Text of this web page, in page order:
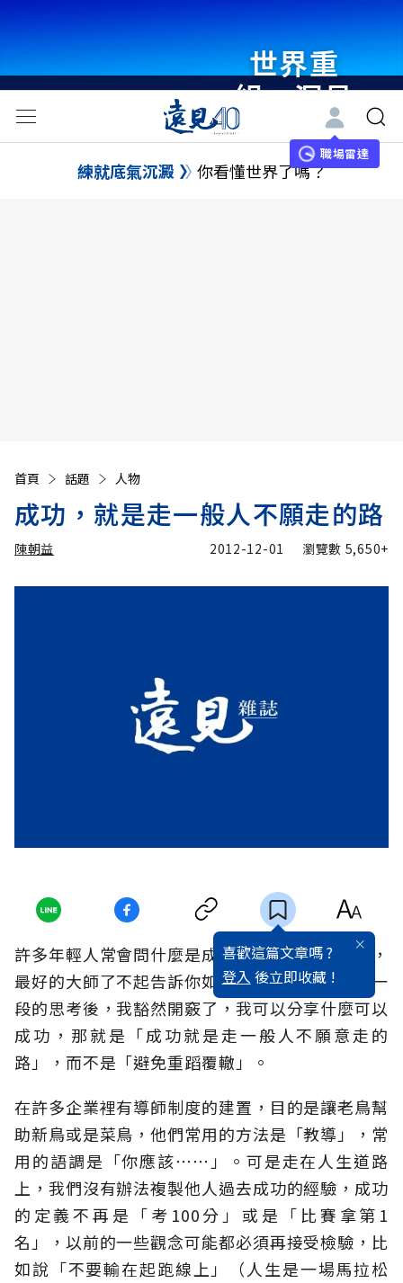
世界重
組・洞見
未來 與
世界領袖
職場雷達
練就底氣沉澱 你看懂世界了嗎？
首頁 話題 人物
成功，就是走一般人不願走的路
陳朝益 2012-12-01 瀏覽數 5,650+
喜歡這篇文章嗎 ?
登入 後立即收藏 !
許多年輕人常會問什麼是成功之道？這沒有答案，
最好的大師了不起告訴你如何避免失敗。在經過一
段的思考後，我豁然開竅了，我可以分享什麼可以
成功，那就是「成功就是走一般人不願意走的
路」，而不是「避免重蹈覆轍」。
在許多企業裡有導師制度的建置，目的是讓老鳥幫
助新鳥或是菜鳥，他們常用的方法是「教導」，常
用的語調是「你應該⋯⋯」。可是走在人生道路
上，我們沒有辦法複製他人過去成功的經驗，成功
的定義不再是「考100分」或是「比賽拿第1
名」，以前的一些觀念可能都必須再接受檢驗，比
如說「不要輸在起跑線上」（人生是一場馬拉松